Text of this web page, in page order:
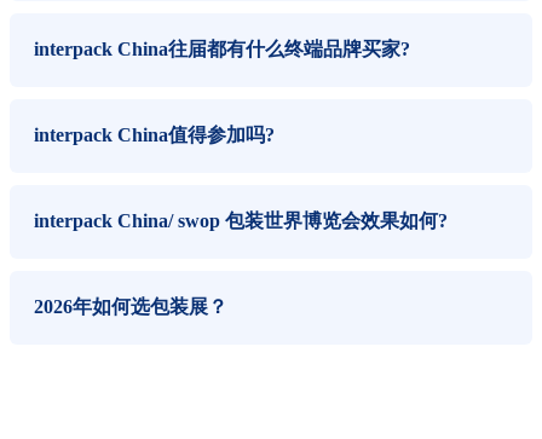
interpack China往届都有什么终端品牌买家?
interpack China值得参加吗?
interpack China/ swop 包装世界博览会效果如何?
2026年如何选包装展？